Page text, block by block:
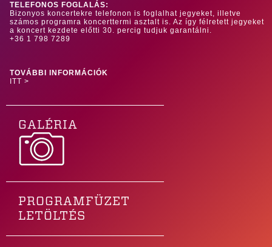
TELEFONOS FOGLALÁS:
Bizonyos koncertekre telefonon is foglalhat jegyeket, illetve
számos programra koncerttermi asztalt is. Az így félretett jegyeket
a koncert kezdete előtti 30. percig tudjuk garantálni.
+36 1 798 7289
TOVÁBBI INFORMÁCIÓK
ITT >
GALÉRIA
PROGRAMFÜZET
LETÖLTÉS